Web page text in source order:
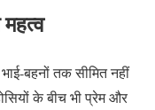
बहनों तक सीमित नहीं
के बीच भी प्रेम और